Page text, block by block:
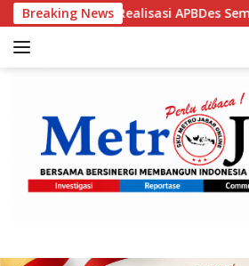
Langsung
ke
konten
Breaking News
APBDes Semester I 2026